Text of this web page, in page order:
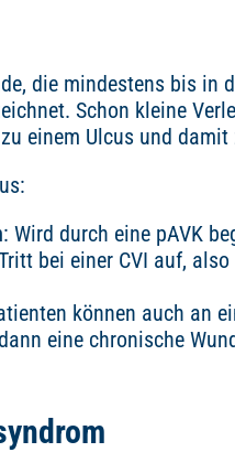
die mindestens bis
Schon kleine
einem Ulcus und
: Wird durch eine pAVK
bei einer CVI auf,
können auch an
eine chronische